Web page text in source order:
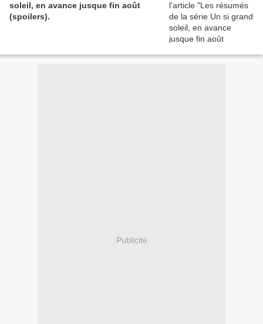
soleil, en avance jusque fin août
(spoilers).
Publicité